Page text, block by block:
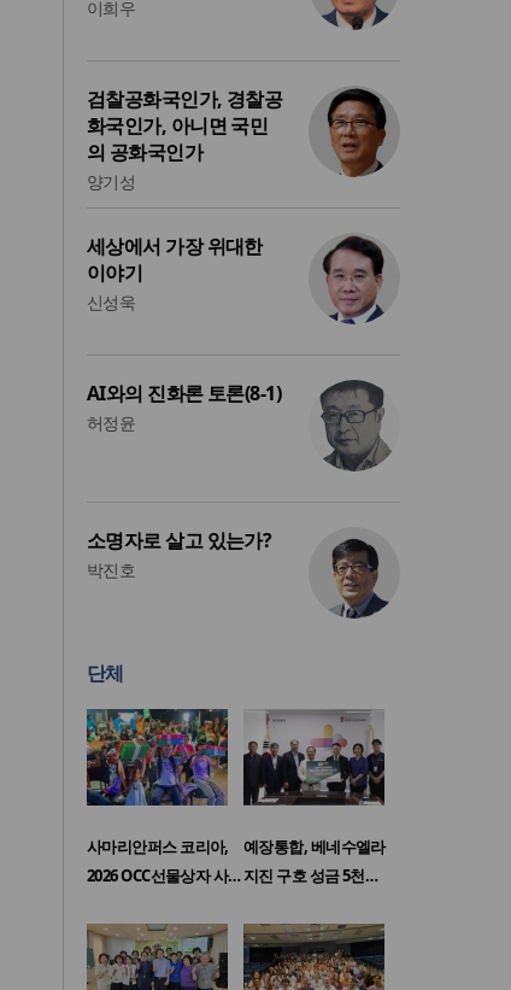
이희우
검찰공화국인가, 경찰공
화국인가, 아니면 국민
의 공화국인가
양기성
세상에서 가장 위대한
이야기
신성욱
AI와의 진화론 토론(8-1)
허정윤
소명자로 살고 있는가?
박진호
단체
사마리안퍼스 코리아,
2026 OCC선물상자 사…
예장통합, 베네수엘라
지진 구호 성금 5천…